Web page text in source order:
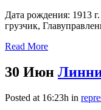
Дата рождения: 1913
грузчик,
Read More
30 Июн
Posted at 16:23h in